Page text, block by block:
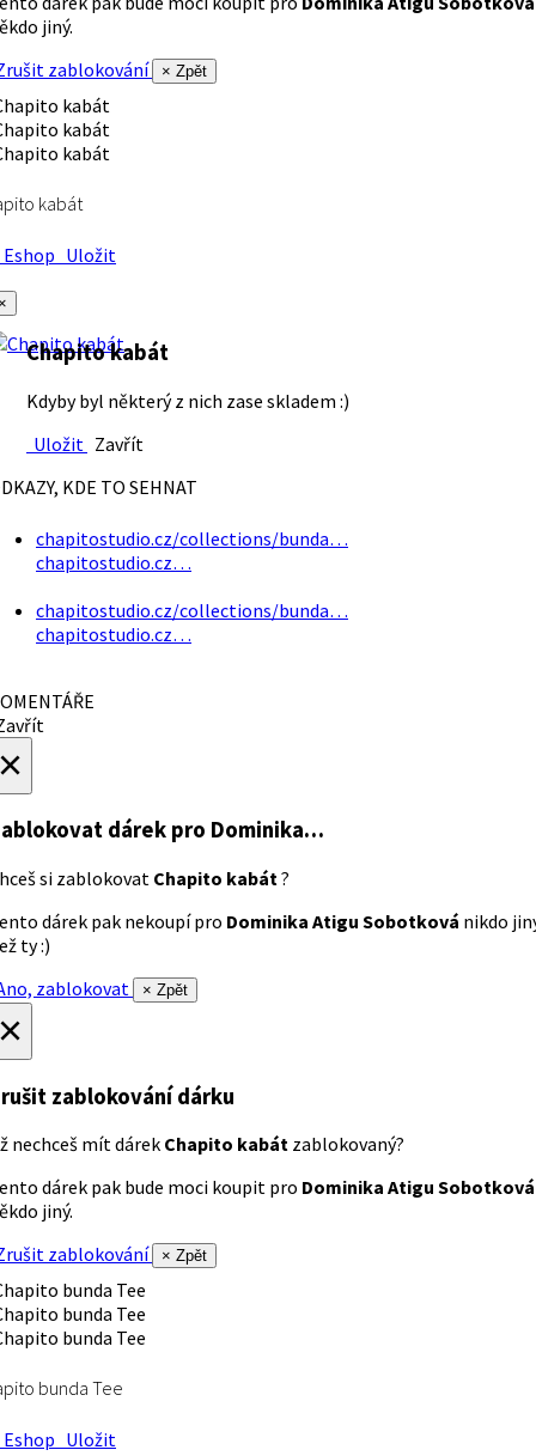
jiný.
zablokování
× Zpět
kabát
Uložit
Chapito kabát
Kdyby byl některý z nich zase skladem :)
Uložit Zavřít
KDE TO SEHNAT
chapitostudio.cz/collections/bunda…
chapitostudio.cz…
chapitostudio.cz/collections/bunda…
chapitostudio.cz…
dárek pro Dominika…
si zablokovat Chapito kabát ?
dárek pak nekoupí pro Dominika Atigu Sobotková nikdo
ty :)
zablokovat
× Zpět
zablokování dárku
nechceš mít dárek Chapito kabát zablokovaný?
dárek pak bude moci koupit pro Dominika Atigu Sobotková
jiný.
zablokování
× Zpět
bunda Tee
Uložit